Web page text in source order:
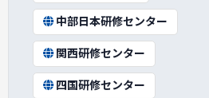
中部日本研修センター
関西研修センター
四国研修センター